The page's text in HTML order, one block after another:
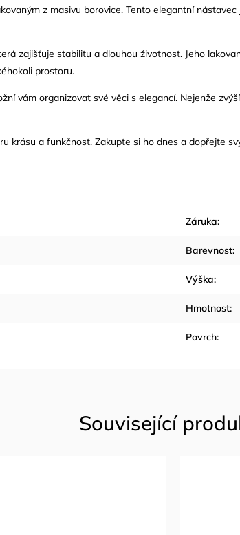
z masivu borovice. Tento elegantní
zajišťuje stabilitu a dlouhou životnost. Jeho
prostoru.
vám organizovat své věci s elegancí. Nejenže
krásu a funkčnost. Zakupte si ho dnes a dopřejte
Záruka:
Barevnost:
Výška:
Hmotnost:
Povrch: